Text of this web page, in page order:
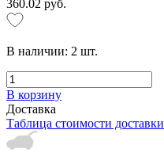
360.02 руб.
В наличии: 2 шт.
В корзину
Доставка
Таблица стоимости доставки